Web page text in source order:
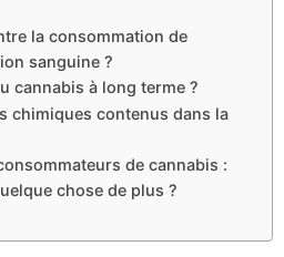
la consommation de
sanguine ?
cannabis à long terme ?
chimiques contenus dans la
de cannabis :
chose de plus ?